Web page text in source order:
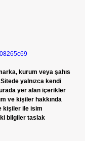
kurum veya şahıs
yalnızca kendi
yer alan içerikler
ve kişiler hakkında
kişiler ile isim
bilgiler taslak